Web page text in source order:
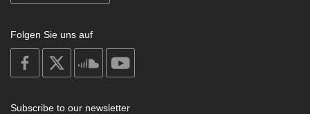
Folgen Sie uns auf
on
facebook
soundcloud
Subscribe to our newsletter